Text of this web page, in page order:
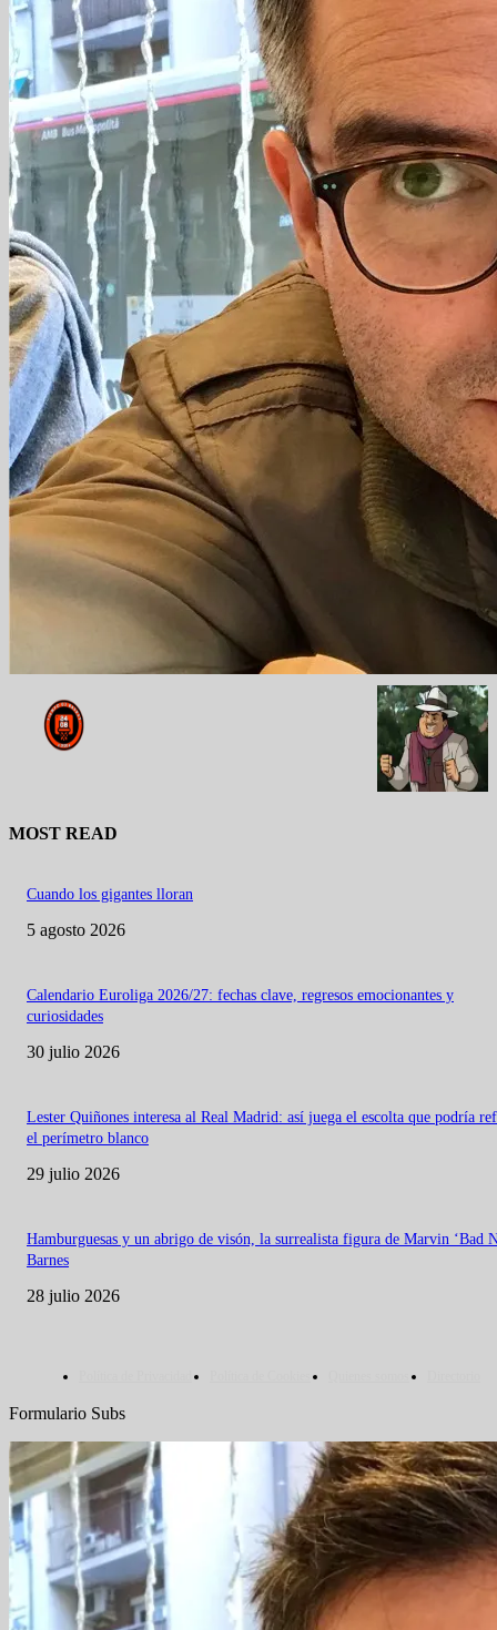
MOST READ
Cuando los gigantes lloran
5 agosto 2026
Calendario Euroliga 2026/27: fechas clave, regresos emocionantes y
curiosidades
30 julio 2026
Lester Quiñones interesa al Real Madrid: así juega el escolta que podría
el perímetro blanco
29 julio 2026
Hamburguesas y un abrigo de visón, la surrealista figura de Marvin ‘Bad
Barnes
28 julio 2026
Formulario Subs